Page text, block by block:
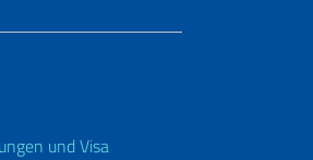
und Visa